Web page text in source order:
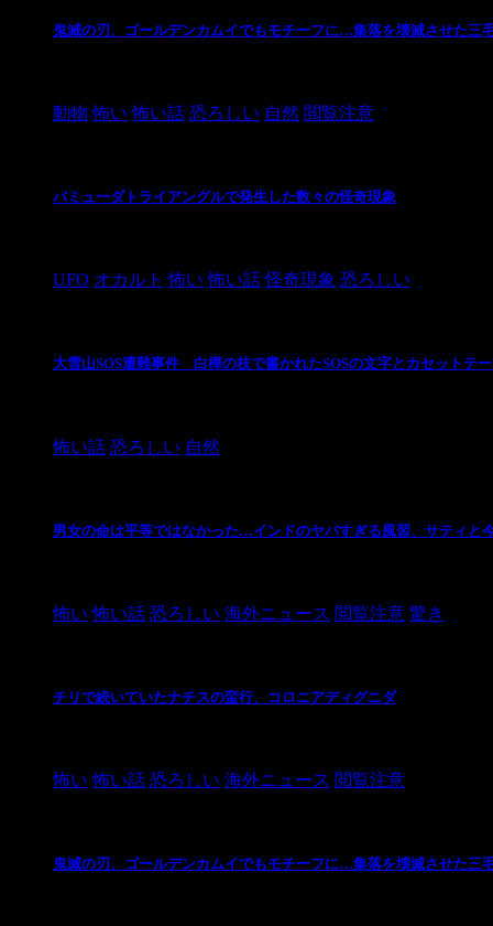
鬼滅の刃、ゴールデンカムイでもモチーフに…集落を壊滅させた三
動物 怖い 怖い話 恐ろしい 自然 閲覧注意
バミューダトライアングルで発生した数々の怪奇現象
UFO オカルト 怖い 怖い話 怪奇現象 恐ろしい
大雪山SOS遭難事件 白樺の枝で書かれたSOSの文字とカセットテ
怖い話 恐ろしい 自然
男女の命は平等ではなかった…インドのヤバすぎる風習、サティと
怖い 怖い話 恐ろしい 海外ニュース 閲覧注意 驚き
チリで続いていたナチスの蛮行、コロニアディグニダ
怖い 怖い話 恐ろしい 海外ニュース 閲覧注意
鬼滅の刃、ゴールデンカムイでもモチーフに…集落を壊滅させた三